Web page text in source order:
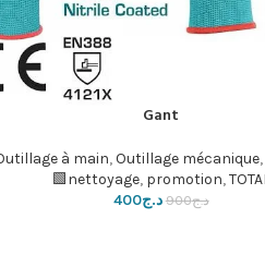
Gant
Outillage à main,promotion,Sac a
د.ج2,000 د.ج1,800